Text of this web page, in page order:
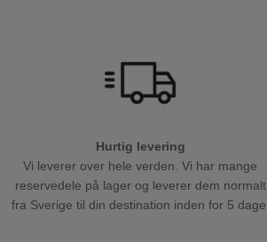
Hurtig levering
Vi leverer over hele verden. Vi har mange
reservedele på lager og leverer dem normalt
fra Sverige til din destination inden for 5 dage.